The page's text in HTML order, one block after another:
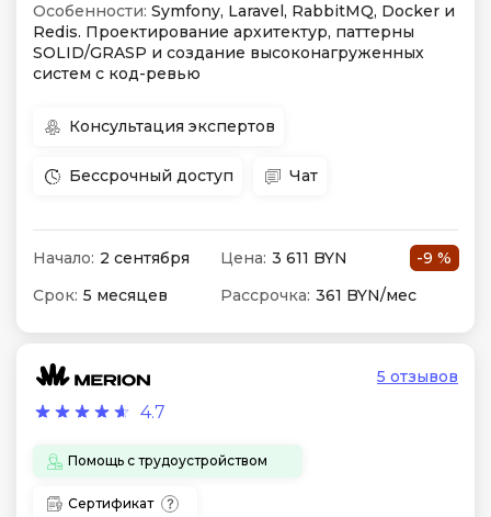
Особенности: Symfony, Laravel, RabbitMQ, Docker и
Redis. Проектирование архитектур, паттерны
SOLID/GRASP и создание высоконагруженных
систем с код-ревью
Консультация экспертов
Бессрочный доступ Чат
Начало: 2 сентября Цена: 3 611 BYN
-9 %
Срок: 5 месяцев Рассрочка: 361 BYN/мес
4.7
5 отзывов
Помощь с трудоустройством
Сертификат